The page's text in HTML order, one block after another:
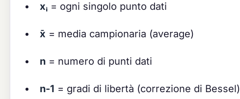
xᵢ = ogni singolo punto dati
x̄ = media campionaria (average)
n = numero di punti dati
n-1 = gradi di libertà (correzione di Bessel)